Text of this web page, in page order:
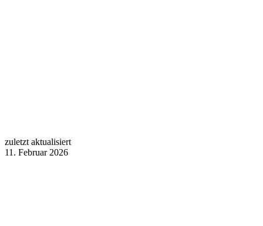
zuletzt aktualisiert
11. Februar 2026